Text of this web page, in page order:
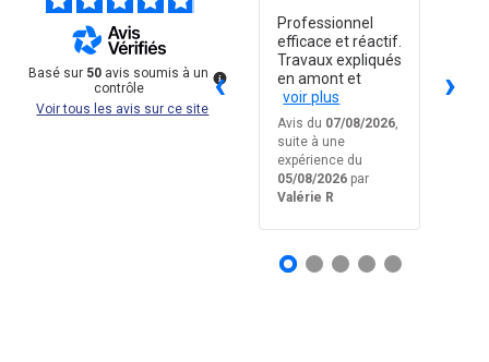
Basé sur 50 avis soumis à un
contrôle
Voir tous les avis sur ce site
‹
Top de A à Z, très
pro
Professionnel
efficace et réactif.
Travaux expliqués
en amont et
voir plus
Avis du 07/08/2026,
suite à une
expérience du
05/08/2026 par
Valérie R
›